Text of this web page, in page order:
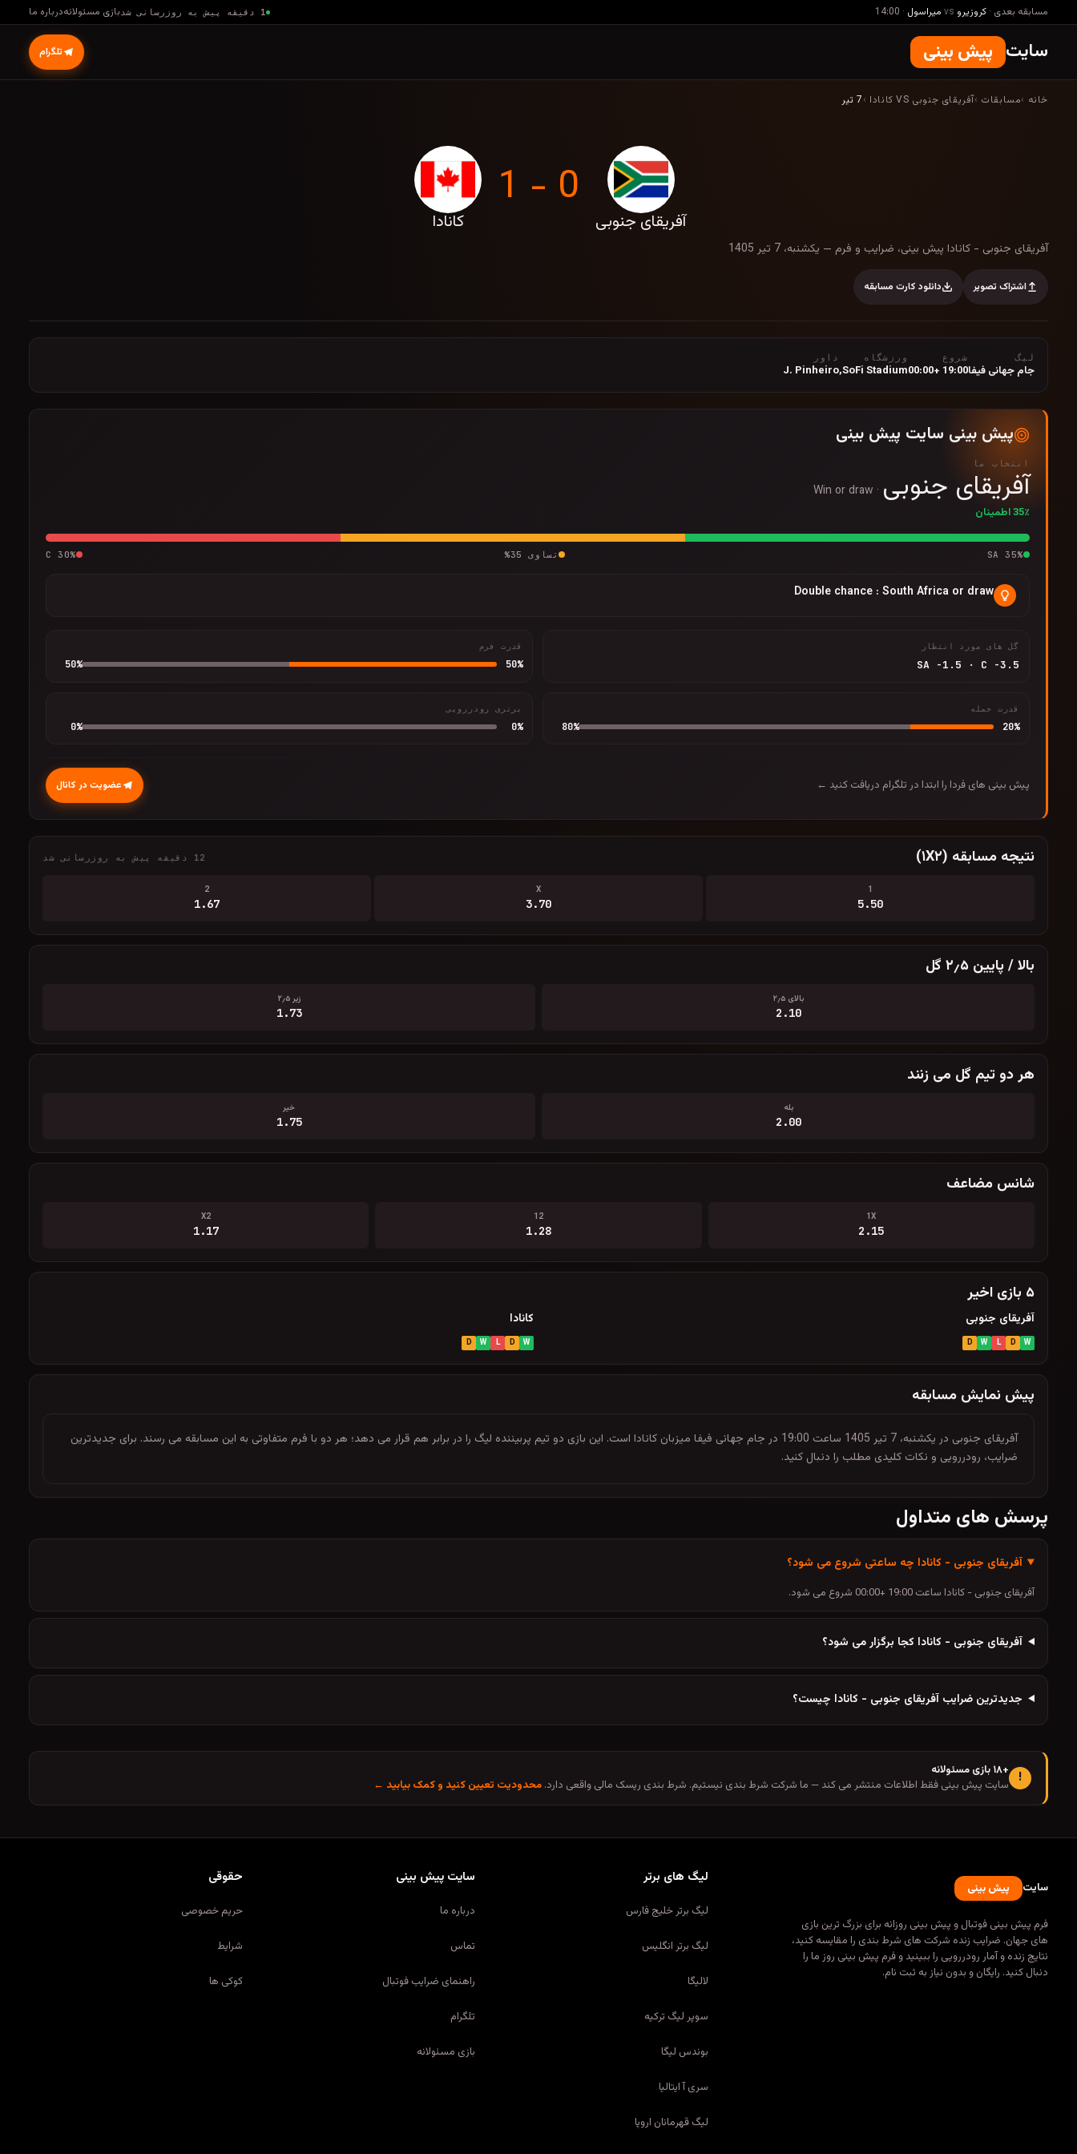
مسابقه بعدی · کروزیرو vs میراسول ·
14:00 1 دقیقه پیش به روزرسانی شد بازی مسئولانهدرباره ما
سایت پیش بینی تلگرام
خانه ›مسابقات ›آفریقای جنوبی VS کانادا ›7 تیر
آفریقای جنوبی
0 - 1
کانادا
آفریقای جنوبی - کانادا پیش بینی، ضرایب و فرم — یکشنبه، 7 تیر 1405
آفریقای جنوبی - کانادا پیش بینی، ضرایب و فرم — یکشنبه، 7 تیر 1405
اشتراک تصویر دانلود کارت مسابقه
لیگ
جام جهانی فیفا
شروع
19:00 +00:00
ورزشگاه
SoFi Stadium
,
داور
J. Pinheiro
پیش بینی سایت پیش بینی
انتخاب ما
آفریقای جنوبی ·
Win or draw
35٪ اطمینان
SA 35% تساوی 35
%
C 30%
Double chance : South Africa or draw
گل های مورد انتظار
SA -1.5 · C -3.5
قدرت فرم
50%
50%
قدرت حمله
20%
80%
برتری رودررویی
0%
0%
پیش بینی های فردا را ابتدا در تلگرام دریافت کنید ← عضویت در کانال
نتیجه مسابقه (۱X۲) 12 دقیقه پیش به روزرسانی شد
1
5.50
X
3.70
2
1.67
بالا / پایین ۲٫۵ گل
بالای ۲٫۵
2.10
زیر ۲٫۵
1.73
هر دو تیم گل می زنند
بله
2.00
خیر
1.75
شانس مضاعف
1X
2.15
12
1.28
X2
1.17
۵ بازی اخیر
آفریقای جنوبی
W
D
L
W
D
کانادا
W
D
L
W
D
پیش نمایش مسابقه
آفریقای جنوبی در یکشنبه، 7 تیر 1405 ساعت 19:00 در جام جهانی فیفا میزبان کانادا است. این بازی دو تیم پربیننده لیگ را در برابر هم قرار می دهد؛ هر دو با فرم متفاوتی به این مسابقه می رسند. برای جدیدترین
ضرایب، رودررویی و نکات کلیدی مطلب را دنبال کنید.
پرسش های متداول
آفریقای جنوبی - کانادا چه ساعتی شروع می شود؟
آفریقای جنوبی - کانادا ساعت 19:00 +00:00 شروع می شود.
آفریقای جنوبی - کانادا کجا برگزار می شود؟
جدیدترین ضرایب آفریقای جنوبی - کانادا چیست؟
!
+۱۸ بازی مسئولانه
سایت پیش بینی فقط اطلاعات منتشر می کند — ما شرکت شرط بندی نیستیم. شرط بندی ریسک مالی واقعی دارد. محدودیت تعیین کنید و کمک بیابید ←
سایت پیش بینی
فرم پیش بینی فوتبال و پیش بینی روزانه برای بزرگ ترین بازی
های جهان. ضرایب زنده شرکت های شرط بندی را مقایسه کنید،
نتایج زنده و آمار رودررویی را ببینید و فرم پیش بینی روز ما را
دنبال کنید. رایگان و بدون نیاز به ثبت نام.
لیگ های برتر
لیگ برتر خلیج فارس
لیگ برتر انگلیس
لالیگا
سوپر لیگ ترکیه
بوندس لیگا
سری آ ایتالیا
لیگ قهرمانان اروپا
سایت پیش بینی
درباره ما
تماس
راهنمای ضرایب فوتبال
تلگرام
بازی مسئولانه
حقوقی
حریم خصوصی
شرایط
کوکی ها